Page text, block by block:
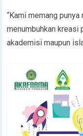
“Kami memang
menumbuhkan
akademisi maupun